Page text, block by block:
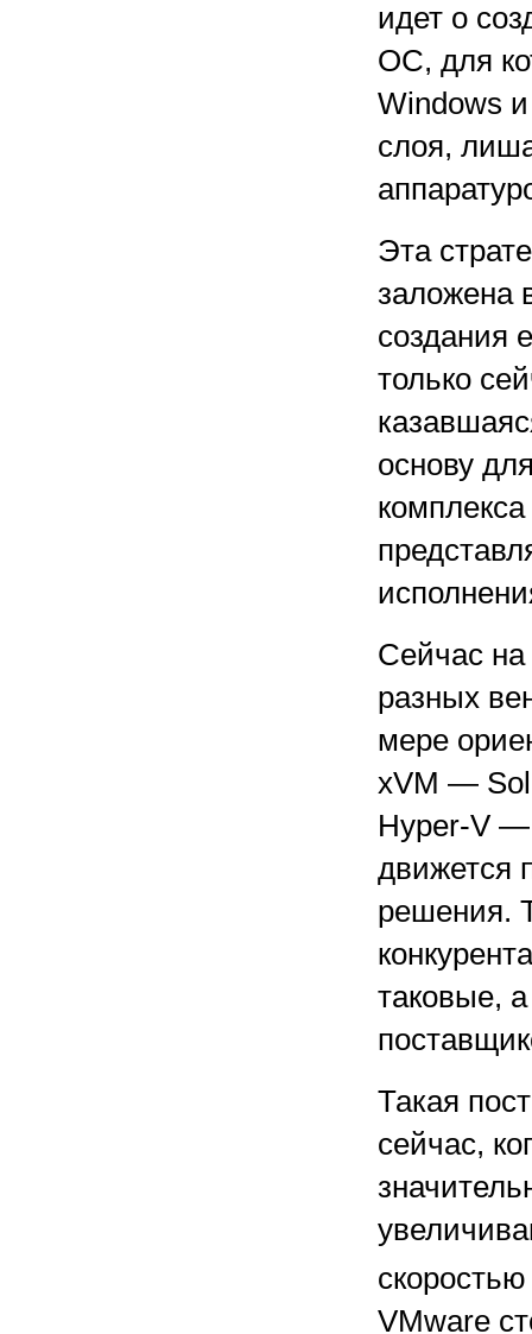
идет о
ОС, для
Windows
слоя,
Эта
заложена
создания
только
основу
Сейчас на
разных
мере
xVM —
Hyper-V —
движется
решения.
таковые,
Такая
сейчас,
VMware